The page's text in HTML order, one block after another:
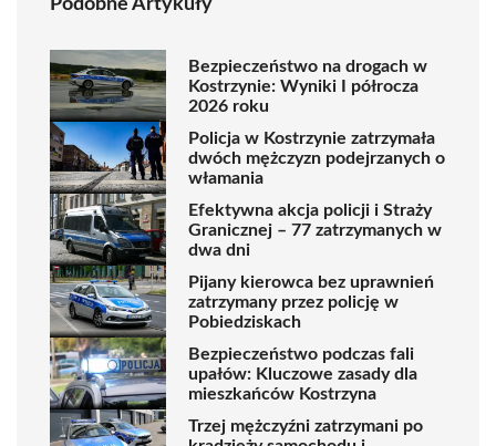
Podobne Artykuły
Bezpieczeństwo na drogach w
Kostrzynie: Wyniki I półrocza
2026 roku
Policja w Kostrzynie zatrzymała
dwóch mężczyzn podejrzanych o
włamania
Efektywna akcja policji i Straży
Granicznej – 77 zatrzymanych w
dwa dni
Pijany kierowca bez uprawnień
zatrzymany przez policję w
Pobiedziskach
Bezpieczeństwo podczas fali
upałów: Kluczowe zasady dla
mieszkańców Kostrzyna
Trzej mężczyźni zatrzymani po